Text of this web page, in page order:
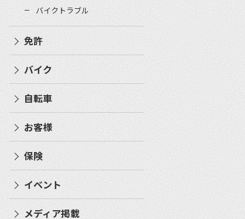
バイクトラブル
免許
バイク
自転車
お客様
保険
イベント
メディア掲載